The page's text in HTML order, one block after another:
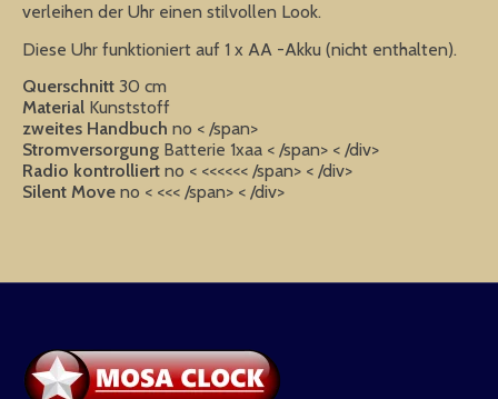
verleihen der Uhr einen stilvollen Look.
Diese Uhr funktioniert auf 1 x AA -Akku (nicht enthalten).
Querschnitt 30 cm
Material Kunststoff
zweites Handbuch no < /span>
Stromversorgung Batterie 1xaa < /span> < /div>
Radio kontrolliert no < <<<<<< /span> < /div>
Silent Move no < <<< /span> < /div>